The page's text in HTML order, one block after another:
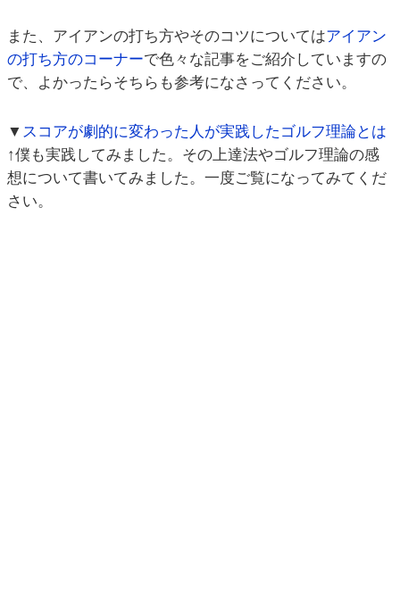
また、アイアンの打ち方やそのコツについてはアイアン
の打ち方のコーナーで色々な記事をご紹介していますの
で、よかったらそちらも参考になさってください。
▼ スコアが劇的に変わった人が実践したゴルフ理論とは
↑僕も実践してみました。その上達法やゴルフ理論の感
想について書いてみました。一度ご覧になってみてくだ
さい。